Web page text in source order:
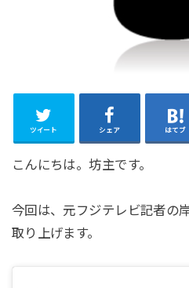
ツイート シェア はてブ
こんにちは。坊主です。
今回は、元フジテレビ記者の
取り上げます。